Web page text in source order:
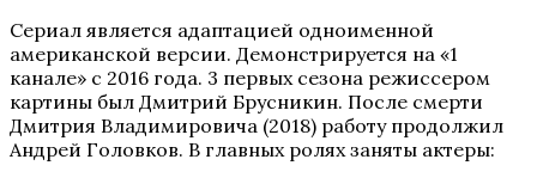
Сериал является адаптацией одноименной
американской версии. Демонстрируется на «1
канале» с 2016 года. 3 первых сезона режиссером
картины был Дмитрий Брусникин. После смерти
Дмитрия Владимировича (2018) работу продолжил
Андрей Головков. В главных ролях заняты актеры: